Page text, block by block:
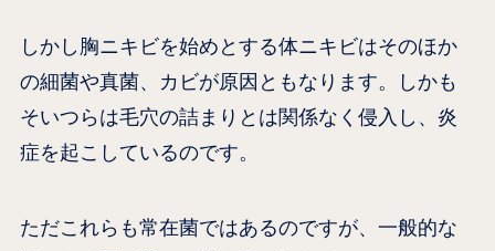
しかし胸ニキビを始めとする体ニキビはそのほか
の細菌や真菌、カビが原因ともなります。しかも
そいつらは毛穴の詰まりとは関係なく侵入し、炎
症を起こしているのです。
ただこれらも常在菌ではあるのですが、一般的な